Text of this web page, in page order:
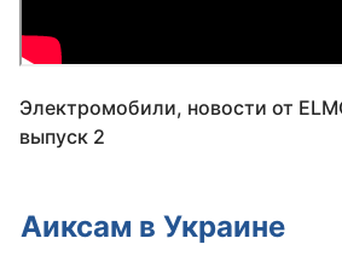
Электромобили, новости от
выпуск 2
Аиксам в Украине